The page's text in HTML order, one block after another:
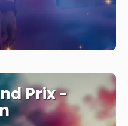
Prix -